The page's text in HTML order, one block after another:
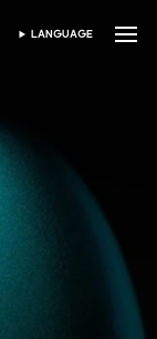
भाषा चुनें
LANGUAGE